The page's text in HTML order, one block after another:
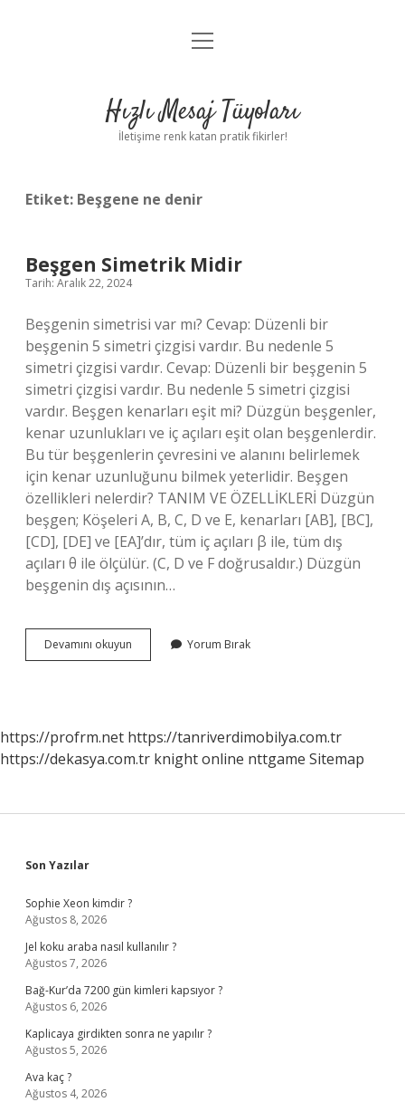
Anasayfa
Yasal Uyarı
menüyü
Hızlı Mesaj Tüyoları
İletişime renk katan pratik fikirler!
Etiket: Beşgene ne denir
Beşgen Simetrik Midir
Tarih: Aralık 22, 2024
Beşgenin simetrisi var mı? Cevap: Düzenli bir
beşgenin 5 simetri çizgisi vardır. Bu nedenle 5
simetri çizgisi vardır. Cevap: Düzenli bir beşgenin 5
simetri çizgisi vardır. Bu nedenle 5 simetri çizgisi
vardır. Beşgen kenarları eşit mi? Düzgün beşgenler,
kenar uzunlukları ve iç açıları eşit olan beşgenlerdir.
Bu tür beşgenlerin çevresini ve alanını belirlemek
için kenar uzunluğunu bilmek yeterlidir. Beşgen
özellikleri nelerdir? TANIM VE ÖZELLİKLERİ Düzgün
beşgen; Köşeleri A, B, C, D ve E, kenarları [AB], [BC],
[CD], [DE] ve [EA]’dır, tüm iç açıları β ile, tüm dış
açıları θ ile ölçülür. (C, D ve F doğrusaldır.) Düzgün
beşgenin dış açısının…
Devamını okuyun
Simetrik
Yorum Bırak
https://profrm.net https://tanriverdimobilya.com.tr
https://dekasya.com.tr knight online nttgame Sitemap
Sidebar
Son Yazılar
Sophie Xeon kimdir ?
Ağustos 8, 2026
Jel koku araba nasıl kullanılır ?
Ağustos 7, 2026
Bağ-Kur’da 7200 gün kimleri kapsıyor ?
Ağustos 6, 2026
Kaplicaya girdikten sonra ne yapılır ?
Ağustos 5, 2026
Ava kaç ?
Ağustos 4, 2026